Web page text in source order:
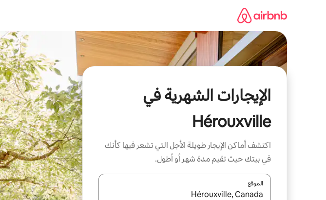
الإيجارات الشهرية في
Hérouxville
اكتشف أماكن الإيجار طويلة الأجل التي تشعر فيها كأنك
في بيتك حيث تقيم مدة شهر أو أطول.
الموقع
عند توفر النتائج، انتقل باستخدام السهمين لأعلى ولأسفل أو استكشف عن طريق اللمس أو السحب.